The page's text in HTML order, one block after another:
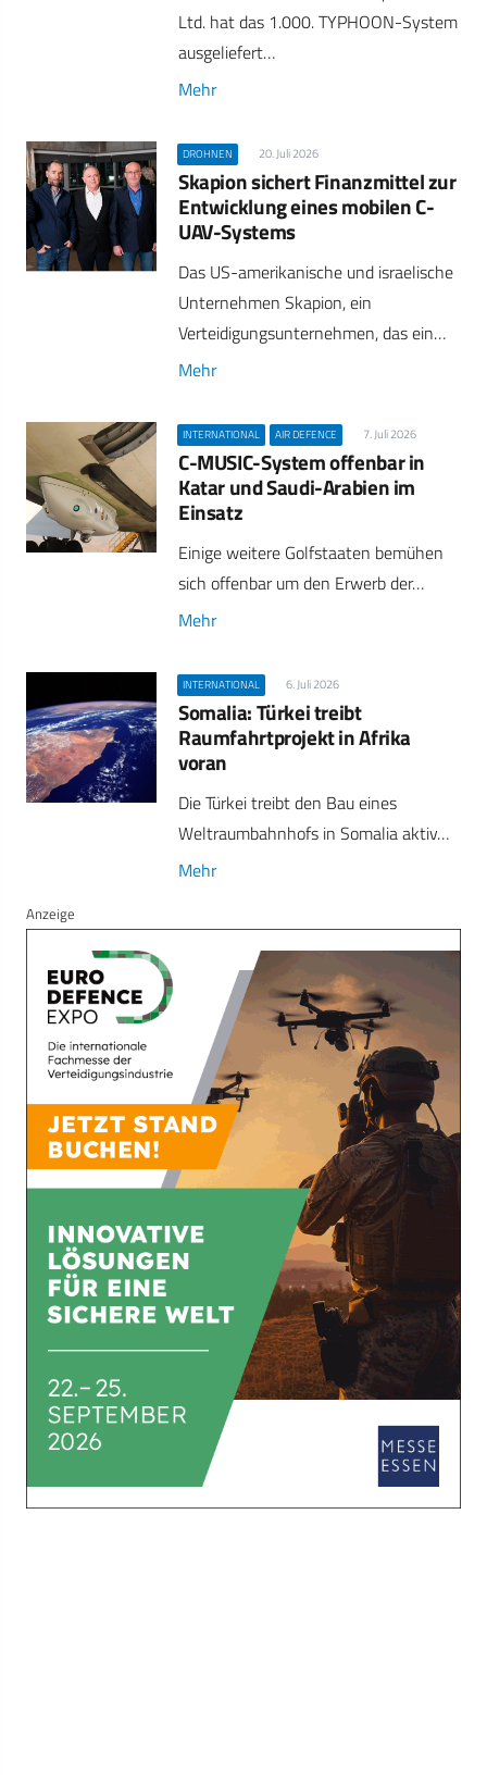
Ltd. hat das 1.000. TYPHOON-System
ausgeliefert…
Mehr
DROHNEN 20. Juli 2026
Skapion sichert Finanzmittel zur
Entwicklung eines mobilen C-
UAV-Systems
Das US-amerikanische und israelische
Unternehmen Skapion, ein
Verteidigungsunternehmen, das ein…
Mehr
INTERNATIONAL AIR DEFENCE 7. Juli 2026
C-MUSIC-System offenbar in
Katar und Saudi-Arabien im
Einsatz
Einige weitere Golfstaaten bemühen
sich offenbar um den Erwerb der…
Mehr
INTERNATIONAL 6. Juli 2026
Somalia: Türkei treibt
Raumfahrtprojekt in Afrika
voran
Die Türkei treibt den Bau eines
Weltraumbahnhofs in Somalia aktiv…
Mehr
Anzeige